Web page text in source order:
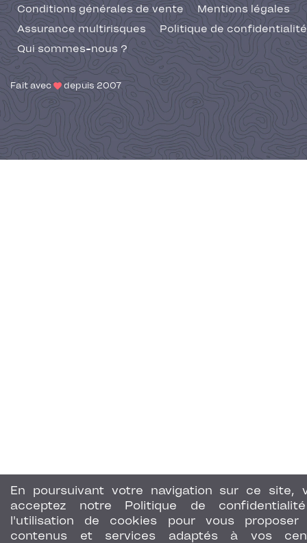
En poursuivant votre navigation sur ce site,
acceptez notre Politique de
l'utilisation de cookies pour vous proposer
contenus et services adaptés à vos
Conditions générales de vente
Mentions légales
Assurance multirisques
Politique de confidentialité
Qui sommes-nous ?
Fait avec depuis 2007